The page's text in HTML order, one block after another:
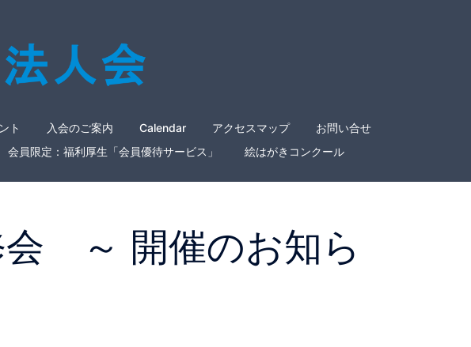
ト 入会のご案内 Calendar アクセスマップ
お問い合せ
会員限定：福利厚生「会員優待サービス」 絵はがきコンクール
～ 開催のお知ら